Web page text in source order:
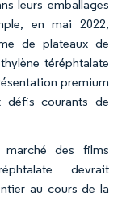
leurs emballages
en mai 2022,
de plateaux de
téréphtalate
premium
défis courants de
des films
devrait
au cours de la